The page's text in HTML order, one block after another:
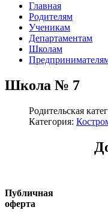
Главная
Родителям
Ученикам
Департаментам
Школам
Школа № 7
Родительская
Категория:
Публичная
оферта